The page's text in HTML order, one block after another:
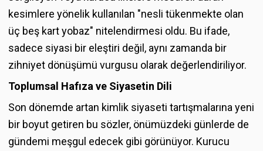
kesimlere yönelik kullanılan "nesli tükenmekte olan
üç beş kart yobaz" nitelendirmesi oldu. Bu ifade,
sadece siyasi bir eleştiri değil, aynı zamanda bir
zihniyet dönüşümü vurgusu olarak değerlendiriliyor.
Toplumsal Hafıza ve Siyasetin Dili
Son dönemde artan kimlik siyaseti tartışmalarına yeni
bir boyut getiren bu sözler, önümüzdeki günlerde de
gündemi meşgul edecek gibi görünüyor. Kurucu